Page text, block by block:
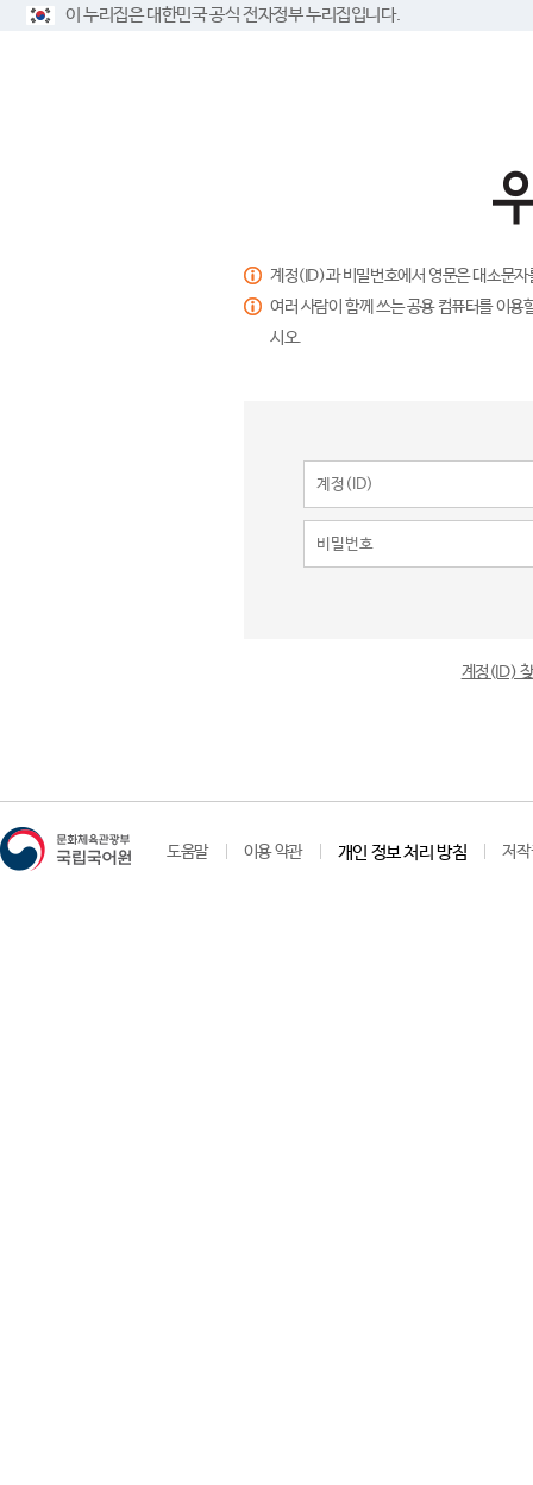
이 누리집은 대한민국 공식 전자정부 누리집입니다.
계정(ID)과 비밀번호에서 영문은 대소문
여러 사람이 함께 쓰는 공용 컴퓨터를 이
시오.
계정(ID)
도움말 이용 약관 개인 정보 처리 방침 저